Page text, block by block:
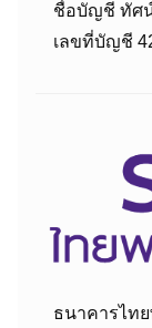
ชื่อบัญชี ทัศน์
เลขที่บัญชี
ธนาคารไท